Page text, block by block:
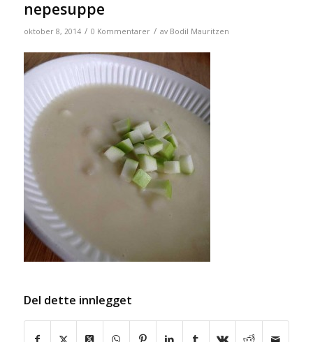
nepesuppe
oktober 8, 2014 / 0 Kommentarer / av Bodil Mauritzen
Del dette innlegget